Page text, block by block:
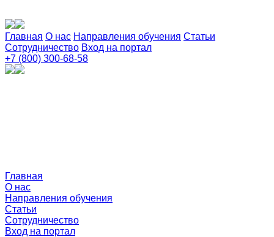
Главная О нас Направления обучения Статьи
Сотрудничество Вход на портал
+7 (800) 300-68-58
Главная
О нас
Направления обучения
Статьи
Сотрудничество
Вход на портал